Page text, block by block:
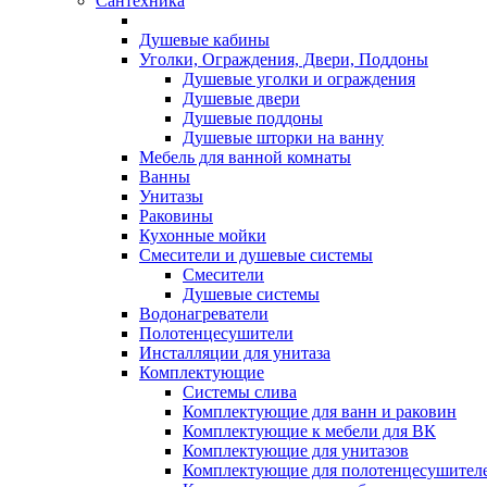
Душевые кабины
Уголки, Ограждения, Двери, Поддоны
Душевые уголки и ограждения
Душевые двери
Душевые поддоны
Душевые шторки на ванну
Мебель для ванной комнаты
Ванны
Унитазы
Раковины
Кухонные мойки
Смесители и душевые системы
Смесители
Душевые системы
Водонагреватели
Полотенцесушители
Инсталляции для унитаза
Комплектующие
Системы слива
Комплектующие для ванн и раковин
Комплектующие к мебели для ВК
Комплектующие для унитазов
Комплектующие для